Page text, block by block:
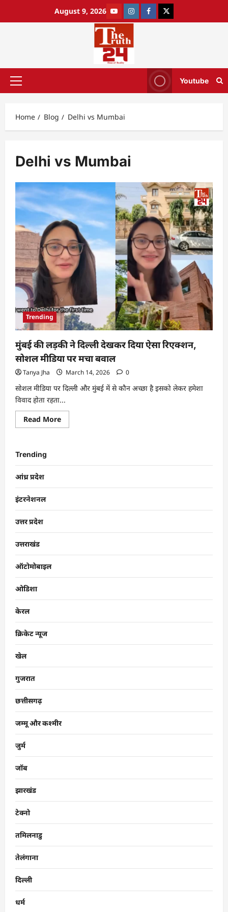
August 9, 2026
Youtube
Home Blog Delhi vs Mumbai
Delhi vs Mumbai
Trending
मुंबई की लड़की ने दिल्ली देखकर दिया ऐसा रिएक्शन,
सोशल मीडिया पर मचा बवाल
Tanya Jha March 14, 2026 0
सोशल मीडिया पर दिल्ली और मुंबई में से कौन अच्छा है इसको लेकर हमेशा
विवाद होता रहता...
Read More
Trending
आंध्र प्रदेश
इंटरनेशनल
उत्तर प्रदेश
उत्तराखंड
ऑटोमोबाइल
ओडिशा
केरल
क्रिकेट न्यूज
खेल
गुजरात
छत्तीसगढ़
जम्मू और कश्मीर
जुर्म
जॉब
झारखंड
टेक्नो
तमिलनाडु
तेलंगाना
दिल्ली
धर्म